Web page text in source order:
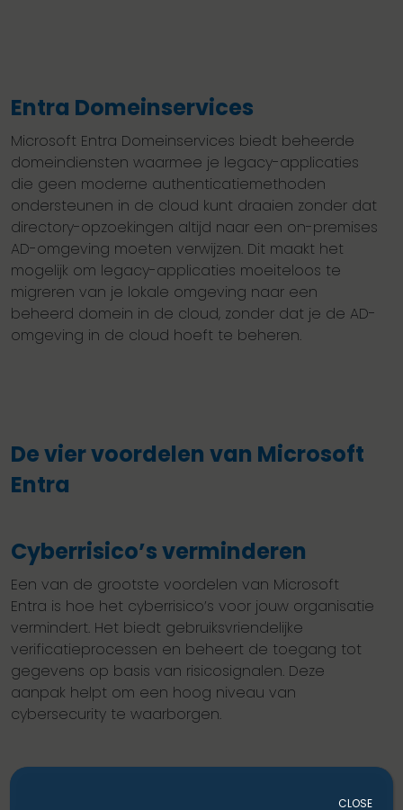
Entra Domeinservices
Microsoft Entra Domeinservices biedt beheerde
domeindiensten waarmee je legacy-applicaties
die geen moderne authenticatiemethoden
ondersteunen in de cloud kunt draaien zonder dat
directory-opzoekingen altijd naar een on-premises
AD-omgeving moeten verwijzen. Dit maakt het
mogelijk om legacy-applicaties moeiteloos te
migreren van je lokale omgeving naar een
beheerd domein in de cloud, zonder dat je de AD-
omgeving in de cloud hoeft te beheren.
De vier voordelen van Microsoft
Entra
Cyberrisico’s verminderen
Een van de grootste voordelen van Microsoft
Entra is hoe het cyberrisico’s voor jouw organisatie
vermindert. Het biedt gebruiksvriendelijke
verificatieprocessen en beheert de toegang tot
gegevens op basis van risicosignalen. Deze
aanpak helpt om een hoog niveau van
cybersecurity te waarborgen.
CLOSE